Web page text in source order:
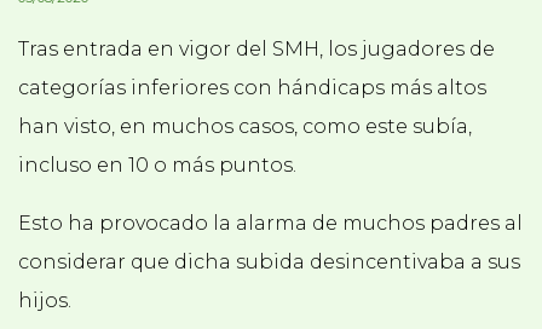
Tras entrada en vigor del SMH, los jugadores de
categorías inferiores con hándicaps más altos
han visto, en muchos casos, como este subía,
incluso en 10 o más puntos.
Esto ha provocado la alarma de muchos padres al
considerar que dicha subida desincentivaba a sus
hijos.